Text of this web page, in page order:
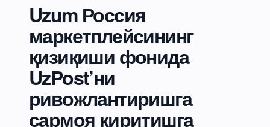
Uzum Россия
маркетплейсининг
қизиқиши фонида
UzPost’ни
ривожлантиришга
сармоя киритишга